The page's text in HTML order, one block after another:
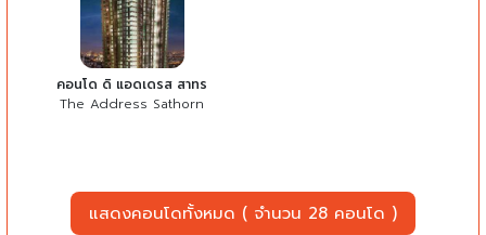
คอนโด ดิ แอดเดรส สาทร
The Address Sathorn
แสดงคอนโดทั้งหมด ( จำนวน 28 คอนโด )